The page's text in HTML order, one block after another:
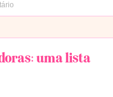
uma lista